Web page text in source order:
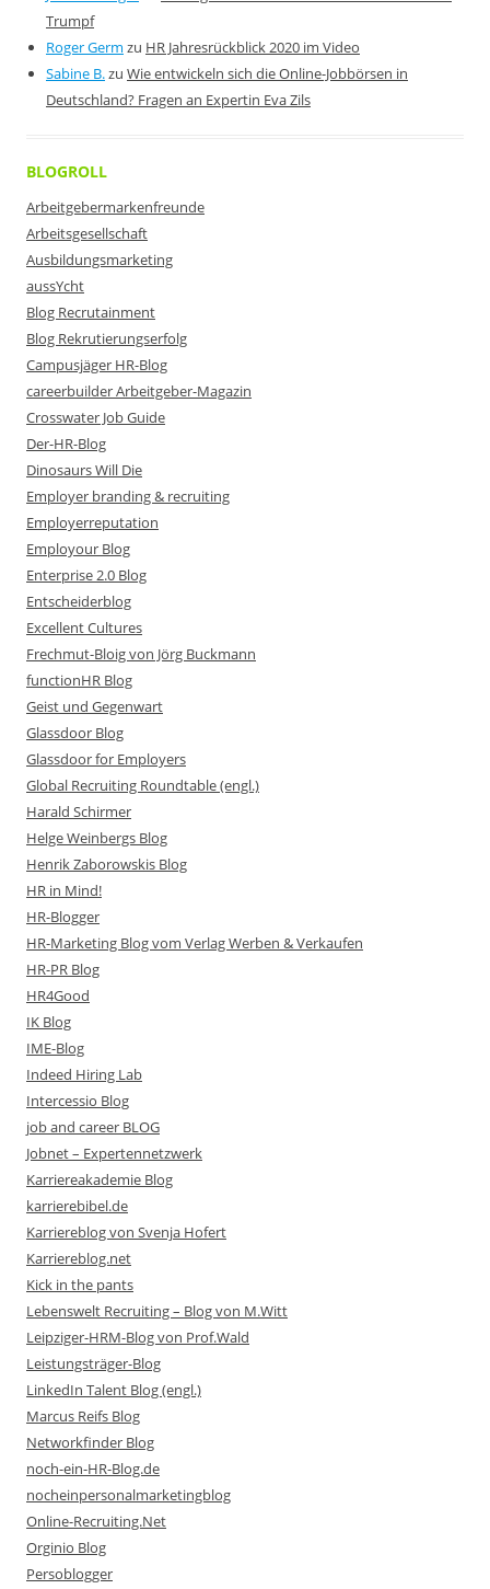
Trumpf
Roger Germ zu HR Jahresrückblick 2020 im Video
Sabine B.zu Wie entwickeln sich die Online-Jobbörsen in
Deutschland? Fragen an Expertin Eva Zils
BLOGROLL
Arbeitgebermarkenfreunde
Arbeitsgesellschaft
Ausbildungsmarketing
aussYcht
Blog Recrutainment
Blog Rekrutierungserfolg
Campusjäger HR-Blog
careerbuilder Arbeitgeber-Magazin
Crosswater Job Guide
Der-HR-Blog
Dinosaurs Will Die
Employer branding & recruiting
Employerreputation
Employour Blog
Enterprise 2.0 Blog
Entscheiderblog
Excellent Cultures
Frechmut-Bloig von Jörg Buckmann
functionHR Blog
Geist und Gegenwart
Glassdoor Blog
Glassdoor for Employers
Global Recruiting Roundtable (engl.)
Harald Schirmer
Helge Weinbergs Blog
Henrik Zaborowskis Blog
HR in Mind!
HR-Blogger
HR-Marketing Blog vom Verlag Werben & Verkaufen
HR-PR Blog
HR4Good
IK Blog
IME-Blog
Indeed Hiring Lab
Intercessio Blog
job and career BLOG
Jobnet – Expertennetzwerk
Karriereakademie Blog
karrierebibel.de
Karriereblog von Svenja Hofert
Karriereblog.net
Kick in the pants
Lebenswelt Recruiting – Blog von M.Witt
Leipziger-HRM-Blog von Prof.Wald
Leistungsträger-Blog
LinkedIn Talent Blog (engl.)
Marcus Reifs Blog
Networkfinder Blog
noch-ein-HR-Blog.de
nocheinpersonalmarketingblog
Online-Recruiting.Net
Orginio Blog
Persoblogger